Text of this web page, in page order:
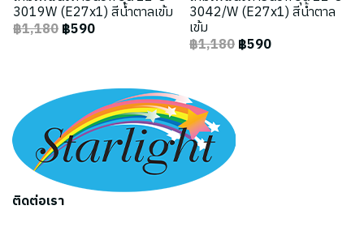
3019W (E27x1) สีน้ำตาลเข้ม
฿1,180฿590
3042/W (E27x1) สีน้ำตาล
เข้ม
฿1,180฿590
ติดต่อเรา